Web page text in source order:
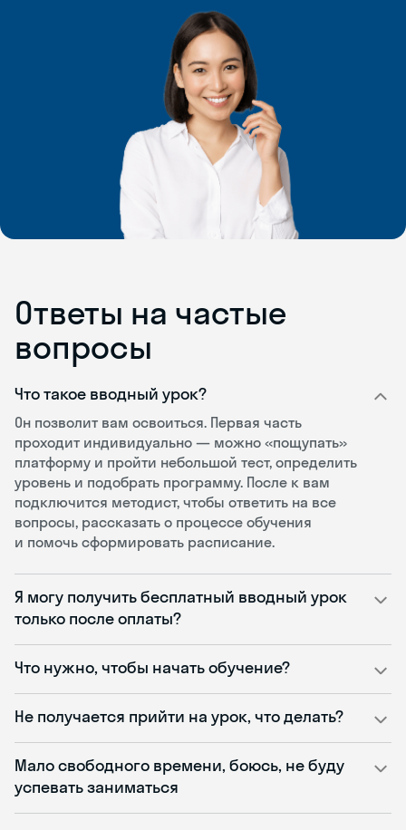
Ответы на частые
вопросы
Что такое вводный урок?
Он позволит вам освоиться. Первая часть
проходит индивидуально — можно «пощупать»
платформу и пройти небольшой тест, определить
уровень и подобрать программу. После к вам
подключится методист, чтобы ответить на все
вопросы, рассказать о процессе обучения
и помочь сформировать расписание.
Я могу получить бесплатный вводный урок
только после оплаты?
Что нужно, чтобы начать обучение?
Не получается прийти на урок, что делать?
Мало свободного времени, боюсь, не буду
успевать заниматься